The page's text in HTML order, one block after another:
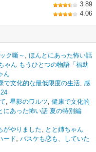
3.89
4.06
ク噺～, ほんとにあった怖い話
ゃん もうひとつの物語「福助
ん
で文化的な最低限度の生活, 感
, 星影のワルツ, 健康で文化的
にあった怖い話 夏の特別編
がやりました, とと姉ちゃん
ード, バスケも恋も、していた